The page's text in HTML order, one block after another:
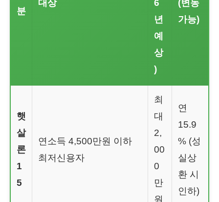
분
대상
6
년
예
상
)
(변동
가능)
햇
살
론
1
5
연소득 4,500만원 이하
최저신용자
최
대
2,
00
0
만
원
연
15.9
% (성
실상
환 시
인하)